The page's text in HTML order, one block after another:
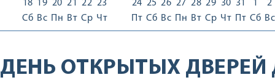
18
Сб
19
Вс
20
Пн
21
Вт
22
Ср
23
Чт
24
Пт
25
Сб
26
Вс
27
Пн
28
Вт
29
Ср
30
Чт
31
Пт
1
Сб
2
Вс
ДЕНЬ ОТКРЫТЫХ